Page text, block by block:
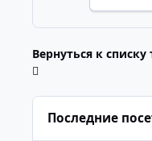
Вернуться к списку
Последние